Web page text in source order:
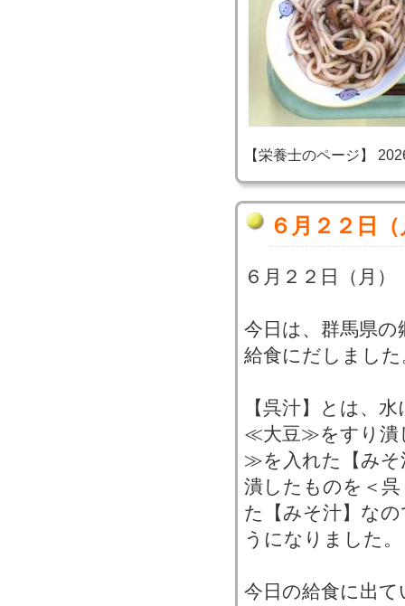
【栄養士のページ】
６月２２日
６月２２日（月
今日は、群馬県
給食にだしました
【呉汁】とは、
≪大豆≫をすり潰
≫を入れた【み
潰したものを＜
た【みそ汁】な
うになりました。
今日の給食に出